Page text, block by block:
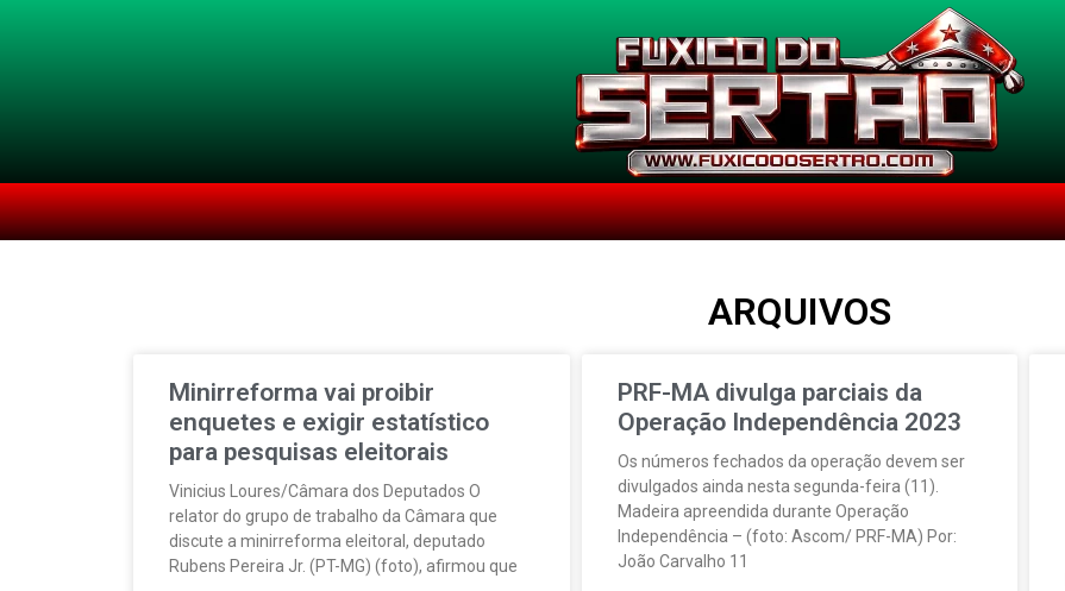
ARQUIVOS
Minirreforma vai proibir
enquetes e exigir estatístico
para pesquisas eleitorais
Vinicius Loures/Câmara dos Deputados O
relator do grupo de trabalho da Câmara que
discute a minirreforma eleitoral, deputado
Rubens Pereira Jr. (PT-MG) (foto), afirmou que
PRF-MA divulga parciais da
Operação Independência 2023
Os números fechados da operação devem ser
divulgados ainda nesta segunda-feira (11).
Madeira apreendida durante Operação
Independência – (foto: Ascom/ PRF-MA) Por:
João Carvalho 11